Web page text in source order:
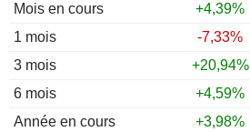
Mois en cours
+4,39%
1 mois
-7,33%
3 mois
+20,94%
6 mois
+4,59%
Année en cours
+3,98%